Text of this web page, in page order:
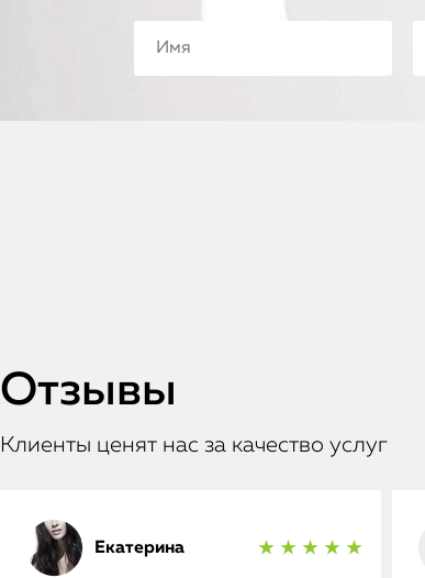
Отзывы
Клиенты ценят нас за качество услуг
Екатерина ★ ★ ★ ★ ★